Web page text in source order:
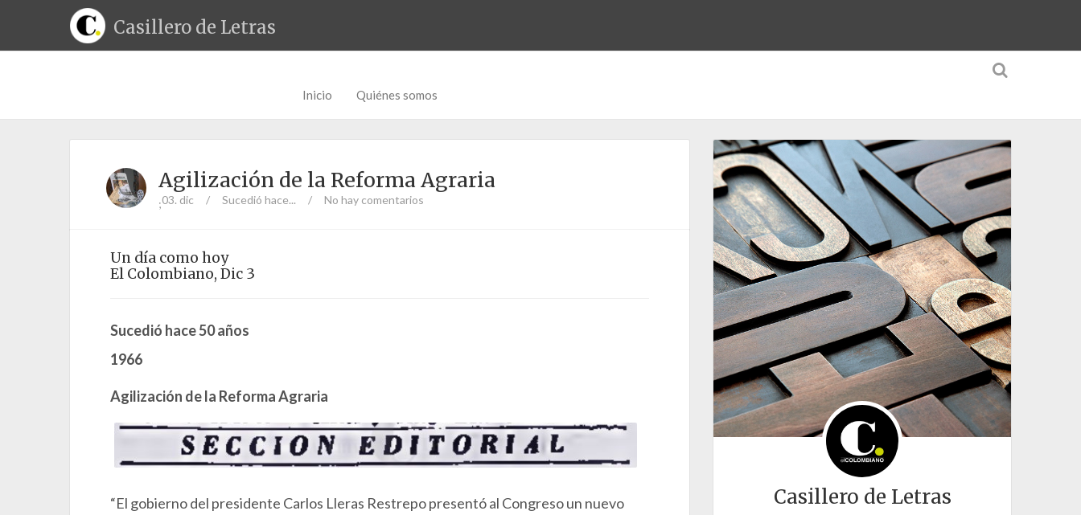
Casillero de Letras
Inicio Quiénes somos
Agilización de la Reforma Agraria
;03. dic / Sucedió hace... / No hay comentarios
Un día como hoy
El Colombiano, Dic 3
Sucedió hace 50 años
1966
Agilización de la Reforma Agraria
“El gobierno del presidente Carlos Lleras Restrepo presentó al Congreso un nuevo
Casillero de Letras